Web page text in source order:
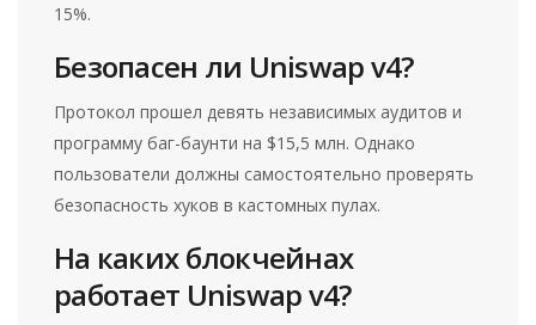
15%.
Безопасен ли Uniswap v4?
Протокол прошел девять независимых аудитов и
программу баг-баунти на $15,5 млн. Однако
пользователи должны самостоятельно проверять
безопасность хуков в кастомных пулах.
На каких блокчейнах
работает Uniswap v4?